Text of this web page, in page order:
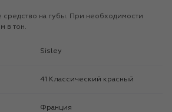
на губы. При необходимости
в тон.
Sisley
41 Классический красный
Франция